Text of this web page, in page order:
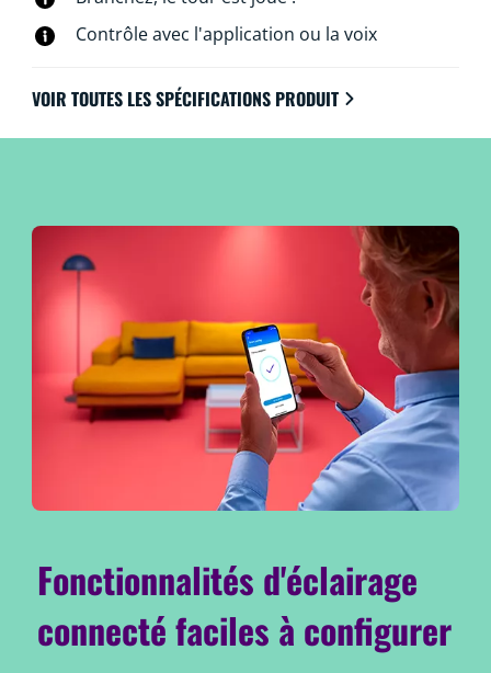
associée ou à la voix.
Contrôle avec l'application ou la voix
VOIR TOUTES LES SPÉCIFICATIONS PRODUIT
Fonctionnalités d'éclairage
connecté faciles à configurer